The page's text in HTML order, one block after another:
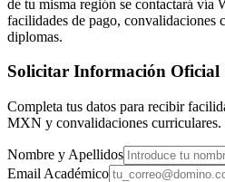
de tu misma región se contactará vía
facilidades de pago, convalidaciones
diplomas.
Solicitar Información Oficial
Completa tus datos para recibir
MXN y convalidaciones curriculares.
Nombre y Apellidos
Email Académico